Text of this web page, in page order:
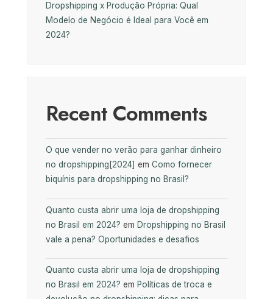
Dropshipping x Produção Própria: Qual
Modelo de Negócio é Ideal para Você em
2024?
Recent Comments
O que vender no verão para ganhar dinheiro
no dropshipping[2024] em Como fornecer
biquínis para dropshipping no Brasil?
Quanto custa abrir uma loja de dropshipping
no Brasil em 2024? em Dropshipping no Brasil
vale a pena? Oportunidades e desafios
Quanto custa abrir uma loja de dropshipping
no Brasil em 2024? em Políticas de troca e